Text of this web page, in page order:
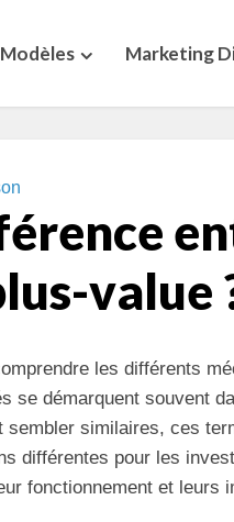
Modèles Marketing
value
les différents
se démarquent souvent
sembler similaires, ces
différentes pour les
fonctionnement et leurs